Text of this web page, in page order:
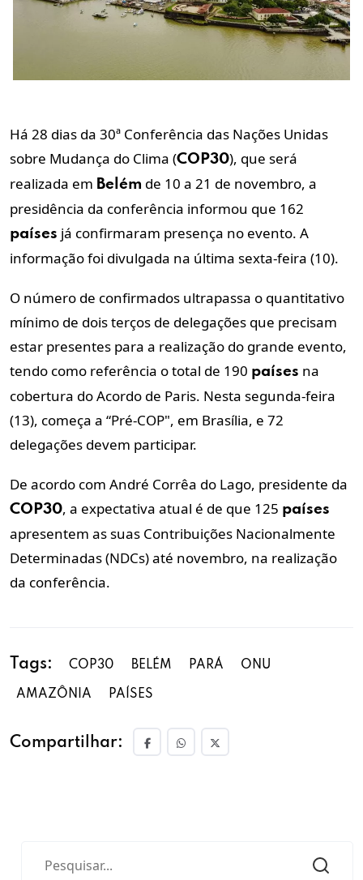
Há 28 dias da 30ª Conferência das Nações Unidas
sobre Mudança do Clima (COP30), que será
realizada em Belém de 10 a 21 de novembro, a
presidência da conferência informou que 162
países já confirmaram presença no evento. A
informação foi divulgada na última sexta-feira (10).
O número de confirmados ultrapassa o quantitativo
mínimo de dois terços de delegações que precisam
estar presentes para a realização do grande evento,
tendo como referência o total de 190 países na
cobertura do Acordo de Paris. Nesta segunda-feira
(13), começa a “Pré-COP", em Brasília, e 72
delegações devem participar.
De acordo com André Corrêa do Lago, presidente da
COP30, a expectativa atual é de que 125 países
apresentem as suas Contribuições Nacionalmente
Determinadas (NDCs) até novembro, na realização
da conferência.
Tags: COP30 BELÉM PARÁ ONU
AMAZÔNIA PAÍSES
Compartilhar: